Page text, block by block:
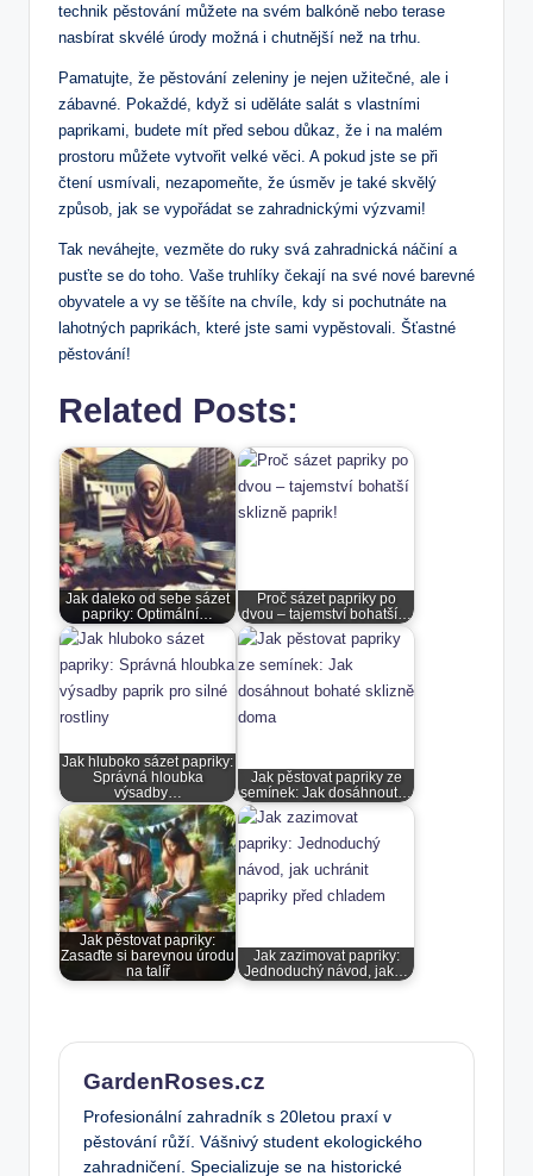
technik pěstování můžete na svém balkóně nebo terase
nasbírat skvélé úrody možná i chutnější než na trhu.
Pamatujte, že pěstování zeleniny je nejen užitečné, ale i
zábavné. Pokaždé, když si uděláte salát s vlastními
paprikami, budete mít před sebou důkaz, že i na malém
prostoru můžete vytvořit velké věci. A pokud jste se při
čtení usmívali, nezapomeňte, že úsměv je také skvělý
způsob, jak se vypořádat se zahradnickými výzvami!
Tak neváhejte, vezměte do ruky svá zahradnická náčiní a
pusťte se do toho. Vaše truhlíky čekají na své nové barevné
obyvatele a vy se těšíte na chvíle, kdy si pochutnáte na
lahotných paprikách, které jste sami vypěstovali. Šťastné
pěstování!
Related Posts:
Jak daleko od sebe sázet
papriky: Optimální…
Proč sázet papriky po
dvou – tajemství bohatší…
Jak hluboko sázet papriky:
Správná hloubka
výsadby…
Jak pěstovat papriky ze
semínek: Jak dosáhnout…
Jak pěstovat papriky:
Zasaďte si barevnou úrodu
na talíř
Jak zazimovat papriky:
Jednoduchý návod, jak…
GardenRoses.cz
Profesionální zahradník s 20letou praxí v
pěstování růží. Vášnivý student ekologického
zahradničení. Specializuje se na historické